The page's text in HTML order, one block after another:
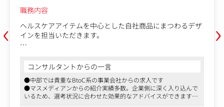
‹
職務内容
ヘルスケアアイテムを中心とした自社商品にまつわるデザ
インを担当いただきます。
店での店頭販売も行っています。
その際に店頭に設置する販促物の制作をお願いいたしま
す。
制作物は小売店向けの商品紹介チラシを中心に、カタログ
コンサルタントからの一言
●中部では貴重なBtoC系の事業会社からの求人です
●マスメディアンからの紹介実績多数。企業側に深く入り込んで
いるため、選考状況に合わせた効果的なアドバイスができます
›